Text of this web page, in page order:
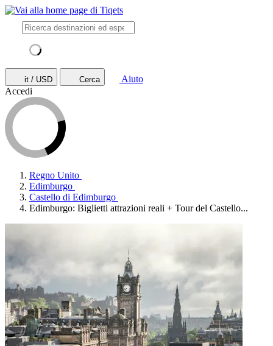
it / USD Cerca
Aiuto
Accedi
Regno Unito
Edimburgo
Castello di Edimburgo
Edimburgo: Biglietti attrazioni reali + Tour del Castello...